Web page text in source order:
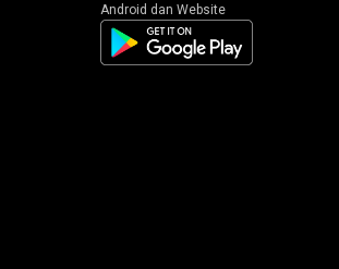
Android dan Website